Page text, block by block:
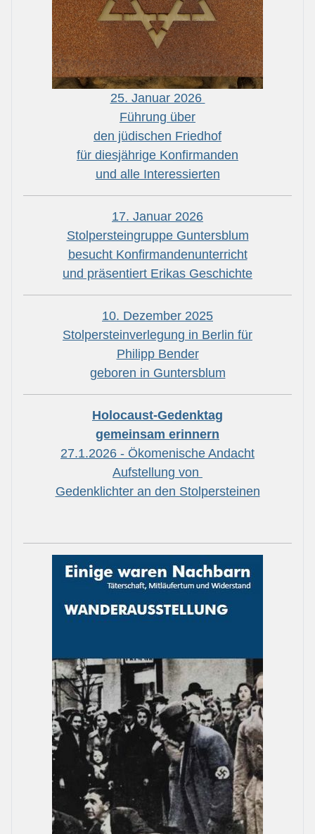
25. Januar 2026
Führung über
den jüdischen Friedhof
für diesjährige Konfirmanden
und alle Interessierten
17. Januar 2026
Stolpersteingruppe Guntersblum
besucht Konfirmandenunterricht
und präsentiert Erikas Geschichte
10. Dezember 2025
Stolpersteinverlegung in Berlin für
Philipp Bender
geboren in Guntersblum
Holocaust-Gedenktag
gemeinsam erinnern
27.1.2026 - Ökomenische Andacht
Aufstellung von
Gedenklichter an den Stolpersteinen